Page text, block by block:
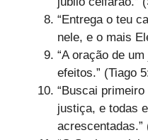
“Entrega o teu
nele, e o mais
“A oração de
efeitos.” (Tiago
“Buscai
justiça, e todas
acrescentadas.”